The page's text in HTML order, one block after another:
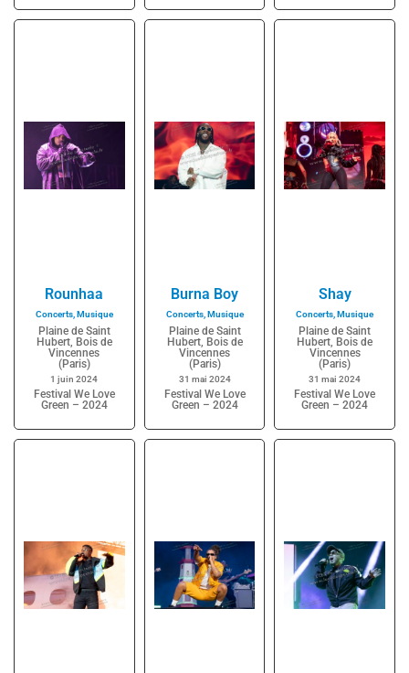
Rounhaa
Concerts,Musique
Plaine de Saint
Hubert, Bois de
Vincennes
(Paris)
1 juin 2024
Festival We Love
Green – 2024
Burna Boy
Concerts,Musique
Plaine de Saint
Hubert, Bois de
Vincennes
(Paris)
31 mai 2024
Festival We Love
Green – 2024
Shay
Concerts,Musique
Plaine de Saint
Hubert, Bois de
Vincennes
(Paris)
31 mai 2024
Festival We Love
Green – 2024